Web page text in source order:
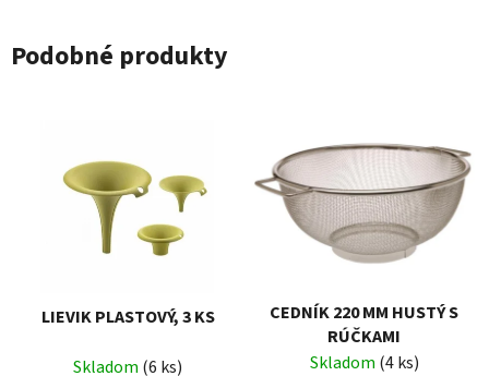
Podobné produkty
LIEVIK PLASTOVÝ, 3 KS
Skladom (6 ks)
CEDNÍK 220 MM HUSTÝ S
RÚČKAMI
Skladom (4 ks)